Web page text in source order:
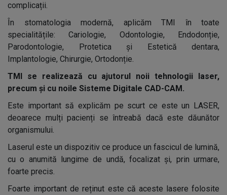
complicații.
În stomatologia modernă, aplicăm TMI în toate
specialitățile: Cariologie, Odontologie, Endodonție,
Parodontologie, Protetica și Estetică dentara,
Implantologie, Chirurgie, Ortodonție.
TMI se realizează cu ajutorul noii tehnologii laser,
precum și cu noile Sisteme Digitale CAD-CAM.
Este important să explicăm pe scurt ce este un LASER,
deoarece mulți pacienți se întreabă dacă este dăunător
organismului.
Laserul este un dispozitiv ce produce un fascicul de lumină,
cu o anumită lungime de undă, focalizat și, prin urmare,
foarte precis.
Foarte important de reținut este că aceste lasere folosite